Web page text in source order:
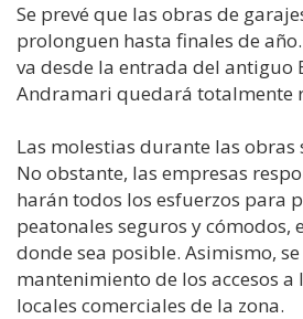
Se prevé que las obras de
prolonguen hasta finales de
va desde la entrada del antiguo
Andramari quedará totalmente
Las molestias durante las obras
No obstante, las empresas
harán todos los esfuerzos para
peatonales seguros y cómodos,
donde sea posible. Asimismo,
mantenimiento de los accesos a
locales comerciales de la zona.